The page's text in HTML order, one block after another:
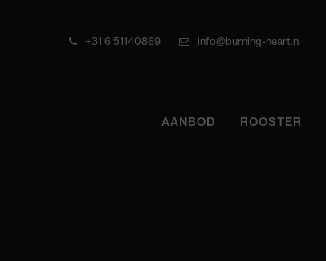
+31 6 51140869 info@burning-heart.nl
AANBOD ROOSTER